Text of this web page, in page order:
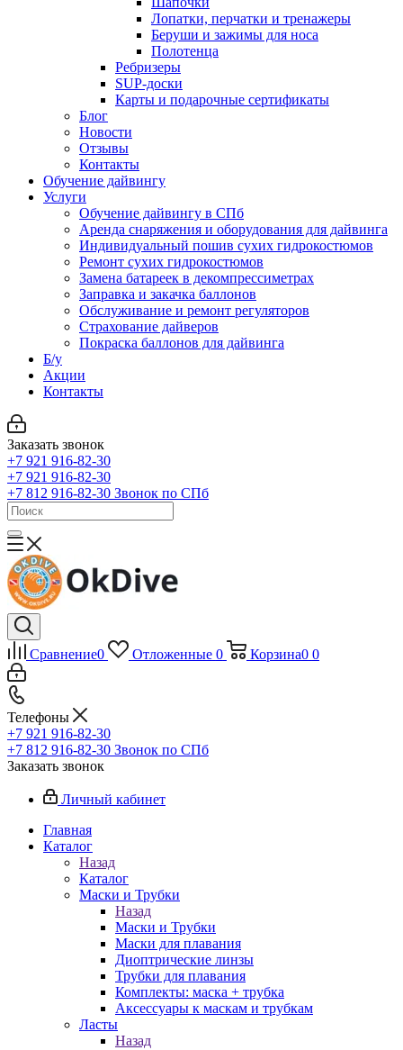
Лопатки, перчатки и тренажеры
Беруши и зажимы для носа
Полотенца
Ребризеры
SUP-доски
Карты и подарочные сертификаты
Блог
Новости
Отзывы
Контакты
Обучение дайвингу
Услуги
Обучение дайвингу в СПб
Аренда снаряжения и оборудования для дайвинга
Индивидуальный пошив сухих гидрокостюмов
Ремонт сухих гидрокостюмов
Замена батареек в декомпрессиметрах
Заправка и закачка баллонов
Обслуживание и ремонт регуляторов
Страхование дайверов
Покраска баллонов для дайвинга
Б/у
Акции
Контакты
Заказать звонок
+7 921 916-82-30
+7 921 916-82-30
+7 812 916-82-30 Звонок по СПб
Сравнение0 Отложенные 0 Корзина0 0
Телефоны
+7 921 916-82-30
+7 812 916-82-30 Звонок по СПб
Заказать звонок
Личный кабинет
Главная
Каталог
Назад
Каталог
Маски и Трубки
Назад
Маски и Трубки
Маски для плавания
Диоптрические линзы
Трубки для плавания
Комплекты: маска + трубка
Аксессуары к маскам и трубкам
Ласты
Назад